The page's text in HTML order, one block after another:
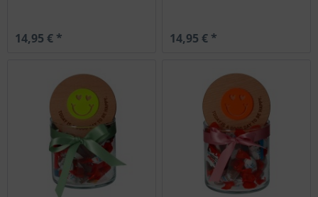
14,95 € * 14,95 € *